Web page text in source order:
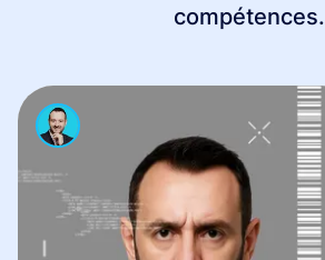
compétences.